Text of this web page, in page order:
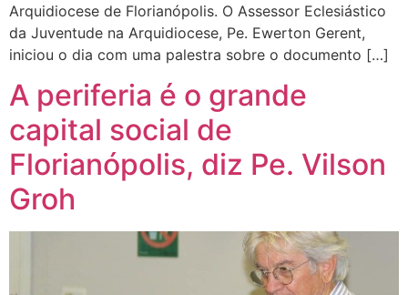
Arquidiocese de Florianópolis. O Assessor Eclesiástico
da Juventude na Arquidiocese, Pe. Ewerton Gerent,
iniciou o dia com uma palestra sobre o documento […]
A periferia é o grande
capital social de
Florianópolis, diz Pe. Vilson
Groh